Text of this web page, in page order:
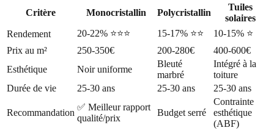
Critère Monocristallin Polycristallin
Tuiles
solaires
Rendement
20-22% ⭐⭐⭐ 15-17% ⭐⭐
10-15% ⭐
Prix au m²
250-350€ 200-280€
400-600€
Esthétique
Noir uniforme
Bleuté
marbré
Intégré à la
toiture
Durée de vie
25-30 ans 25-30 ans 25-30 ans
Recommandation
✅ Meilleur rapport
qualité/prix
Budget serré
Contrainte
esthétique
(ABF)